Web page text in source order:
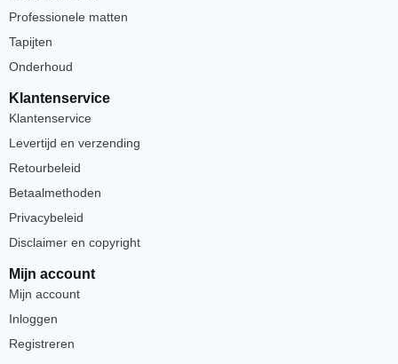
Professionele matten
Tapijten
Onderhoud
Klantenservice
Klantenservice
Levertijd en verzending
Retourbeleid
Betaalmethoden
Privacybeleid
Disclaimer en copyright
Mijn account
Mijn account
Inloggen
Registreren